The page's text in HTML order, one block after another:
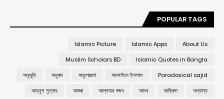
POPULAR TAGS
About Us
Islamic Apps
Islamic Picture
Islamic Quotes in Bangla
Muslim Scholars BD
Paradoxical sajid
অনলাইনে ইসলাম
অনুপ্রেরণা
অনুবাদ
অনুভূতি
অন্যান্য
আক্বিদা
আদব
আল্লাহর গজব
আশুরা
আহলুস সুন্নাহ